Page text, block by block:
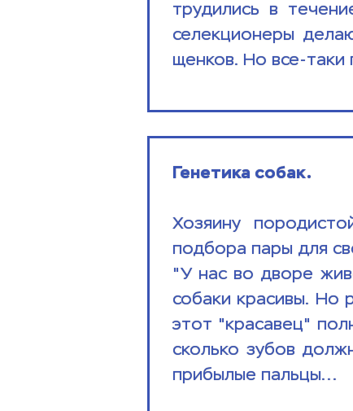
трудились в
селекционеры
щенков. Но все-таки
Генетика собак.
Хозяину
подбора пары для
"У нас во дворе
собаки красивы. Но
этот "красавец"
сколько зубов
прибылые пальцы...